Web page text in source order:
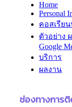
Home
Personal
คอสเรีย
ตัวอย่าง
Google
บริการ
ผลงาน
ช่องทางการ